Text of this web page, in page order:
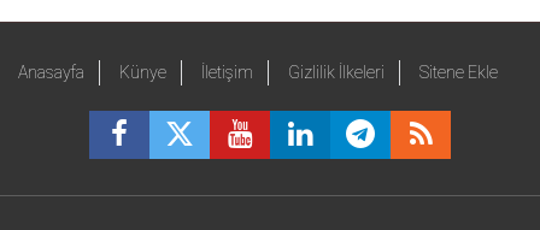
Anasayfa Künye İletişim Gizlilik İlkeleri Sitene Ekle